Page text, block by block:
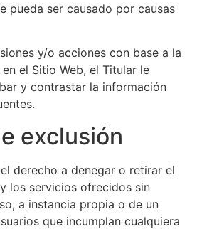
pueda ser causado por causas
y/o acciones con base a la
el Sitio Web, el Titular le
y contrastar la información
exclusión
derecho a denegar o retirar el
los servicios ofrecidos sin
a instancia propia o de un
que incumplan cualquiera